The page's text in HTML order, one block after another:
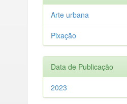
Arte urbana
Pixação
Data de Publicação
2023